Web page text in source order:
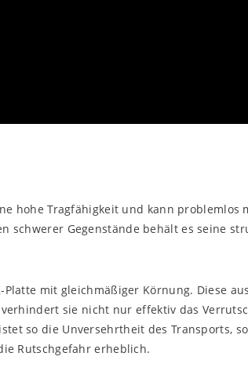
hohe Tragfähigkeit und kann problemlos
schwerer Gegenstände behält es seine
mit gleichmäßiger Körnung. Diese
sie nicht nur effektiv das
so die Unversehrtheit des Transports,
Rutschgefahr erheblich.